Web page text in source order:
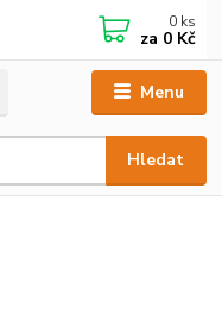
Menu
Hledat
0 ks
za 0 Kč